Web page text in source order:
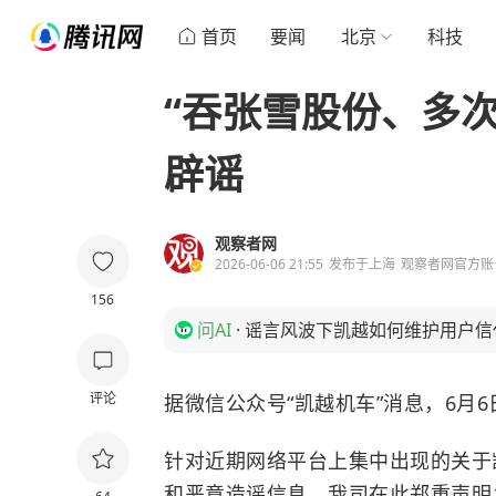
首页 要闻 北京 科技
156
评论
“吞张雪股份、多
辟谣
观察者网
2026-06-06 21:55 发布于上海 观察者网官方
问AI · 谣言风波下凯越如何维护用户
据微信公众号“凯越机车”消息，6月
针对近期网络平台上集中出现的关